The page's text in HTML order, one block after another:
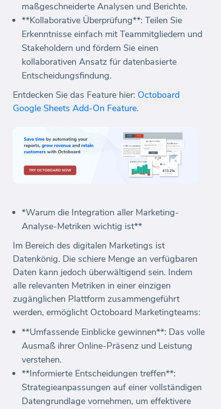
maßgeschneiderte Analysen und Berichte.
**Kollaborative Überprüfung**: Teilen Sie
Erkenntnisse einfach mit Teammitgliedern und
Stakeholdern und fördern Sie einen
kollaborativen Ansatz für datenbasierte
Entscheidungsfindung.
Entdecken Sie das Feature hier: Octoboard
Google Sheets Add-On Feature.
*Warum die Integration aller Marketing-
Analyse-Metriken wichtig ist**
Im Bereich des digitalen Marketings ist
Datenkönig. Die schiere Menge an verfügbaren
Daten kann jedoch überwältigend sein. Indem
alle relevanten Metriken in einer einzigen
zugänglichen Plattform zusammengeführt
werden, ermöglicht Octoboard Marketingteams:
**Umfassende Einblicke gewinnen**: Das volle
Ausmaß ihrer Online-Präsenz und Leistung
verstehen.
**Informierte Entscheidungen treffen**:
Strategieanpassungen auf einer vollständigen
Datengrundlage vornehmen, um effektivere